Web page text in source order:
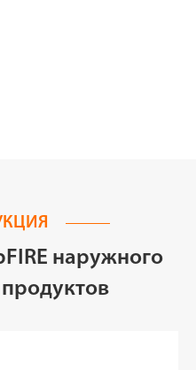
наружного